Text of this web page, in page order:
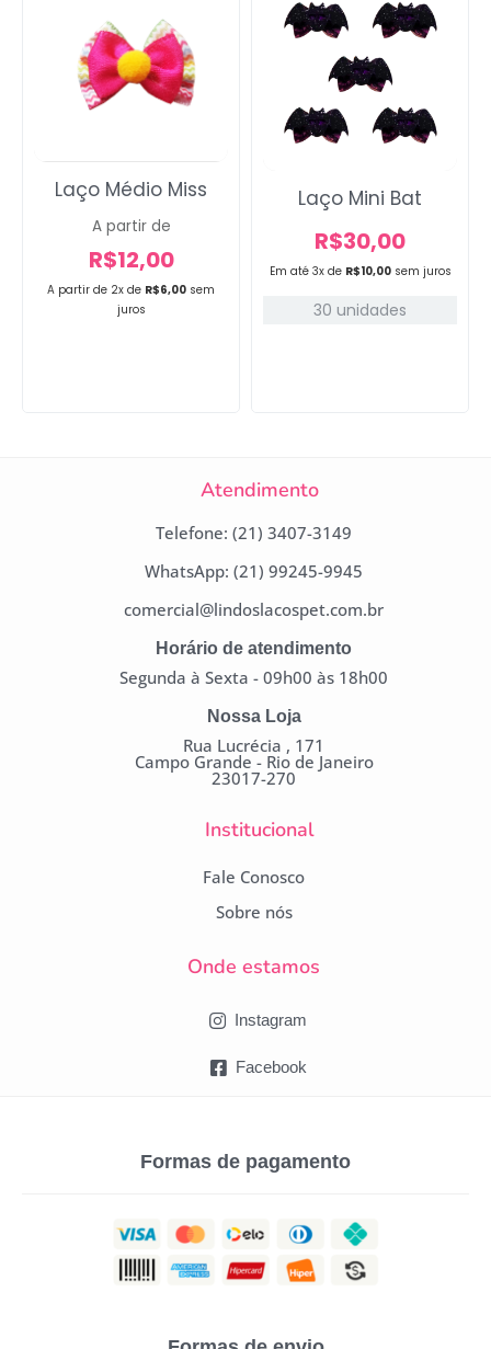
A partir de 2x de R$6,00 sem
juros
Laço Médio Miss
A partir de
R$12,00 Em até 3x de R$10,00 sem juros
Laço Mini Bat
R$30,00
30 unidades
Atendimento
Telefone: (21) 3407-3149
WhatsApp: (21) 99245-9945
comercial@lindoslacospet.com.br
Horário de atendimento
Segunda à Sexta - 09h00 às 18h00
Nossa Loja
Rua Lucrécia , 171
Campo Grande - Rio de Janeiro
23017-270
Institucional
Fale Conosco
Sobre nós
Onde estamos
Instagram
Facebook
Formas de pagamento